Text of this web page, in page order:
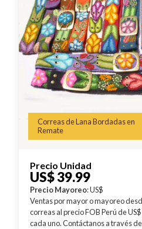
Correas de Lana Bordadas en
Remate
Precio Unidad
US$ 39.99
Precio Mayoreo: US$
Ventas por mayor o mayoreo
correas al precio FOB Perú de
cada uno. Contáctanos a través